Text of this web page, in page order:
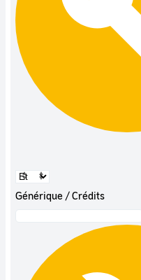
Générique / Crédits